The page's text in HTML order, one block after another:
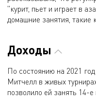
"курит, пьет и играет в
домашние занятия, такие
Доходы
По состоянию на 2021
Митчелл в живых
позволило ей занять 14-